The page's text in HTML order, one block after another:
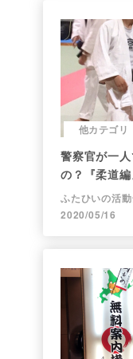
他カテゴリ
警察官が一
の？『柔道
ふたひいの活
2020/05/16